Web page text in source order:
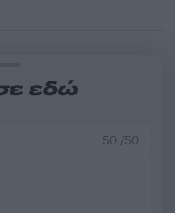
εδώ
50 /50